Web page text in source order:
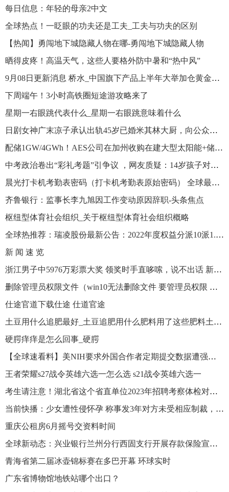
每日信息：年轻的母亲2中文
全球热点！一眨眼的功夫还是工夫_工夫与功夫的区别
【热闻】勇闯地下城隐藏人物在哪-勇闯地下城隐藏人物
晒得皮疼！高温天气，这些人要格外防中暑和“热中风”
9月08日更新消息 桥水_中国旗下产品上半年大举加仓黄金ETF_当前热讯
下周端午！3小时高铁圈短途游攻略来了
星期一右眼跳代表什么_星期一右眼跳意味着什么
日剧女神广末凉子承认出轨45岁已婚米其林大厨，向公众道歉并无限期停工|观速讯
配储1GW/4GWh！AES公司在加州收购在建大型太阳能+储能项目
中考政治卷出“彩礼考题”引争议 ，网友质疑：14岁孩子对彩礼没概念 全球观察
晨光打卡机考勤表密码（打卡机考勤表原始密码） 全球最资讯
齐鲁银行：监事长李九旭因工作变动原因辞职-头条焦点
枢纽型体育社会组织_关于枢纽型体育社会组织概略
全球热推荐：瑞凌股份最新公告：2022年度权益分派10派1.5元 股权登记日6月20日
新 闻 速 览
浙江男子中5976万彩票大奖 领奖时手直哆嗦，说不出话 新视野
删除管理员权限文件（win10无法删除文件 要管理员权限 怎么办）
仕途官道下载仕途 仕道官途
土豆用什么追肥最好_土豆追肥用什么肥料用了这些肥料土豆养得活才怪 世界快播
硬腭痒痒是怎么回事_硬腭
【全球速看料】美NIH要求外国合作者定期提交数据遭强烈抗议
王者荣耀s27战令英雄六选一怎么选 s21战令英雄六选一
考生请注意！湖北省这个省直单位2023年招聘考察体检对象公示已出
当前快播：少女遭性侵怀孕 称事发3年对方未受相应制裁，家属曾多次追问
重庆公租房6月摇号交资料时间
全球新动态：兴业银行兰州分行西固支行开展存款保险宣传活动
青海省第二届冰壶锦标赛在多巴开幕 环球实时
广东省博物馆地铁站哪个出口？